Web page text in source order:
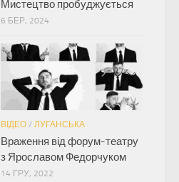
Мистецтво пробуджується
6 БЕР, 2024
ВІДЕО / ЛУГАНСЬКА
Враження від форум-театру
з Ярославом Федорчуком
14 ГРУ, 2022